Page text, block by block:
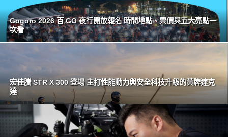
Gogoro 2026 百 GO 夜行開放報名 時間地點、票價與五大亮點一
次看
宏佳騰 STR X 300 登場 主打性能動力與安全科技升級的黃牌速克
達